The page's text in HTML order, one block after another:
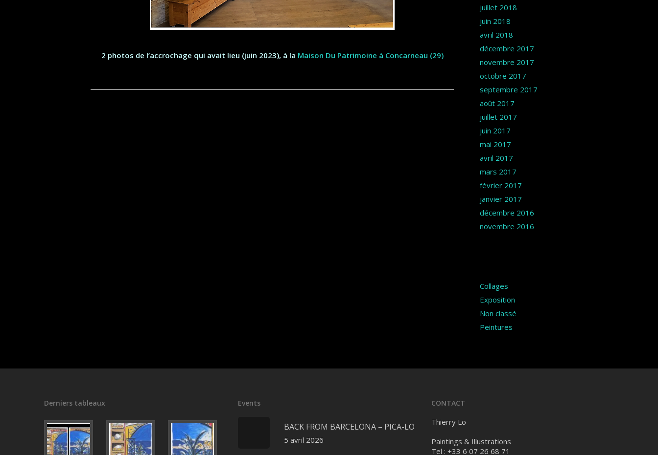
2 photos de l’accrochage qui avait lieu (juin 2023), à la Maison Du Patrimoine à Concarneau (29)
juillet 2018
juin 2018
avril 2018
décembre 2017
novembre 2017
octobre 2017
septembre 2017
août 2017
juillet 2017
juin 2017
mai 2017
avril 2017
mars 2017
février 2017
janvier 2017
décembre 2016
novembre 2016
Collages
Exposition
Non classé
Peintures
Derniers tableaux Events
BACK FROM BARCELONA – PICA-LO
5 avril 2026
CONTACT
Thierry Lo
Paintings & Illustrations
Tel : +33 6 07 26 68 71